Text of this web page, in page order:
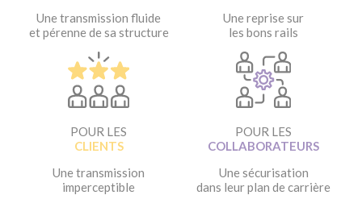
Une transmission fluide
et pérenne de sa structure
Une reprise sur
les bons rails
POUR LES
CLIENTS
Une transmission
imperceptible
POUR LES
COLLABORATEURS
Une sécurisation
dans leur plan de carrière